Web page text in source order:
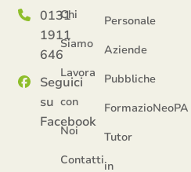
0131
1911
646
Seguici
su
Facebook
Chi
Siamo
Lavora
con
Noi
Contatti
Personale
Aziende
Pubbliche
FormazioNeoPA
Tutor
in